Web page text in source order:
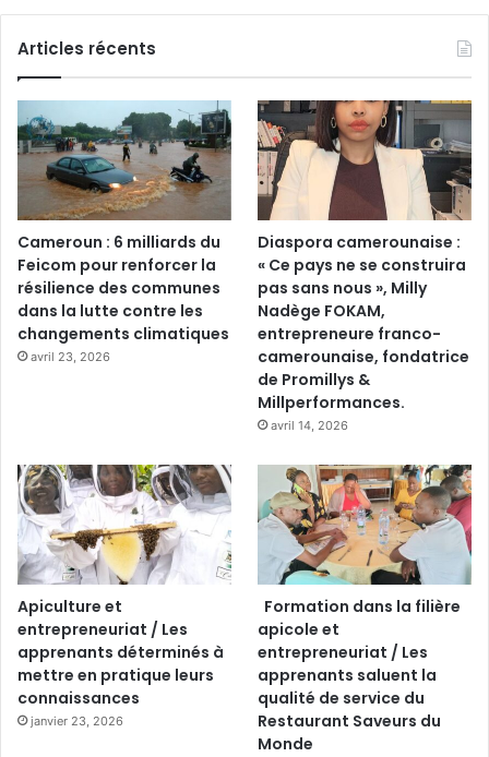
Articles récents
Cameroun : 6 milliards du
Feicom pour renforcer la
résilience des communes
dans la lutte contre les
changements climatiques
avril 23, 2026
Diaspora camerounaise :
« Ce pays ne se construira
pas sans nous », Milly
Nadège FOKAM,
entrepreneure franco-
camerounaise, fondatrice
de Promillys &
Millperformances.
avril 14, 2026
Apiculture et
entrepreneuriat / Les
apprenants déterminés à
mettre en pratique leurs
connaissances
janvier 23, 2026
Formation dans la filière
apicole et
entrepreneuriat / Les
apprenants saluent la
qualité de service du
Restaurant Saveurs du
Monde